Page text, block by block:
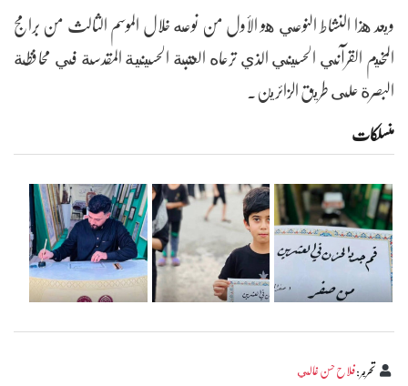
ويعد هذا النشاط النوعي هو الأول من نوعه خلال الموسم الثالث من برامج
المخيم القرآني الحسيني الذي ترعاه العتبة الحسينية المقدسة في محافظة
البصرة على طريق الزائرين.
منسلکات
تحرير:فلاح حسن غالي